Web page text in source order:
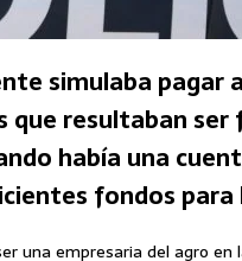
simulaba pagar
que resultaban
había una
fondos para
una empresaria del agro en